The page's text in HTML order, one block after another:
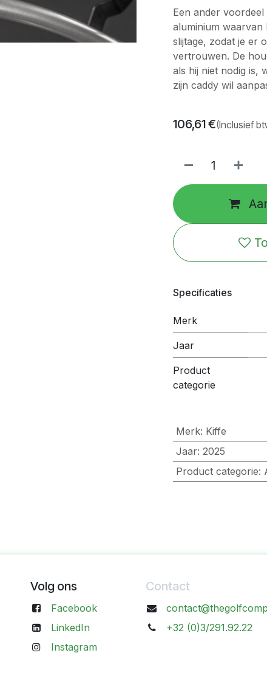
Een ander
aluminium waarvan
slijtage, zodat je er
vertrouwen. De
als hij niet nodig is,
zijn caddy wil
106,61€(Inclusief
Specificaties
Merk
Jaar
Product
categorie
Merk: Kiffe
Jaar: 2025
Product categorie:
Volg ons
Facebook
LinkedIn
Instagram
Contact
+32 (0)3/291.92.22